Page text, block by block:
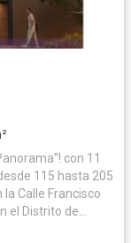
con 11
115 hasta 205
Calle Francisco
el Distrito de